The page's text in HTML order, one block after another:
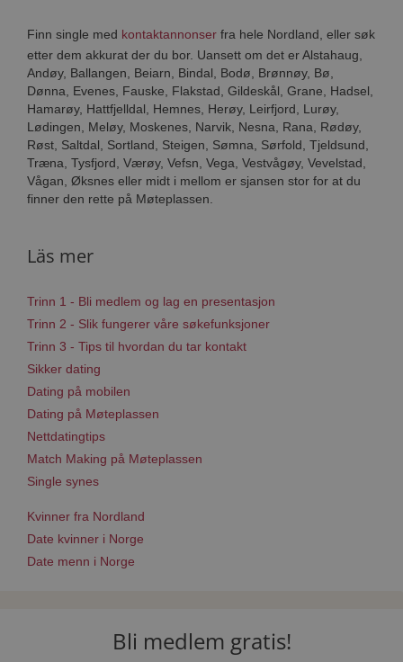
Finn single med kontaktannonser fra hele Nordland, eller søk
etter dem akkurat der du bor. Uansett om det er Alstahaug,
Andøy, Ballangen, Beiarn, Bindal, Bodø, Brønnøy, Bø,
Dønna, Evenes, Fauske, Flakstad, Gildeskål, Grane, Hadsel,
Hamarøy, Hattfjelldal, Hemnes, Herøy, Leirfjord, Lurøy,
Lødingen, Meløy, Moskenes, Narvik, Nesna, Rana, Rødøy,
Røst, Saltdal, Sortland, Steigen, Sømna, Sørfold, Tjeldsund,
Træna, Tysfjord, Værøy, Vefsn, Vega, Vestvågøy, Vevelstad,
Vågan, Øksnes eller midt i mellom er sjansen stor for at du
finner den rette på Møteplassen.
Läs mer
Trinn 1 - Bli medlem og lag en presentasjon
Trinn 2 - Slik fungerer våre søkefunksjoner
Trinn 3 - Tips til hvordan du tar kontakt
Sikker dating
Dating på mobilen
Dating på Møteplassen
Nettdatingtips
Match Making på Møteplassen
Single synes
Kvinner fra Nordland
Date kvinner i Norge
Date menn i Norge
Bli medlem gratis!